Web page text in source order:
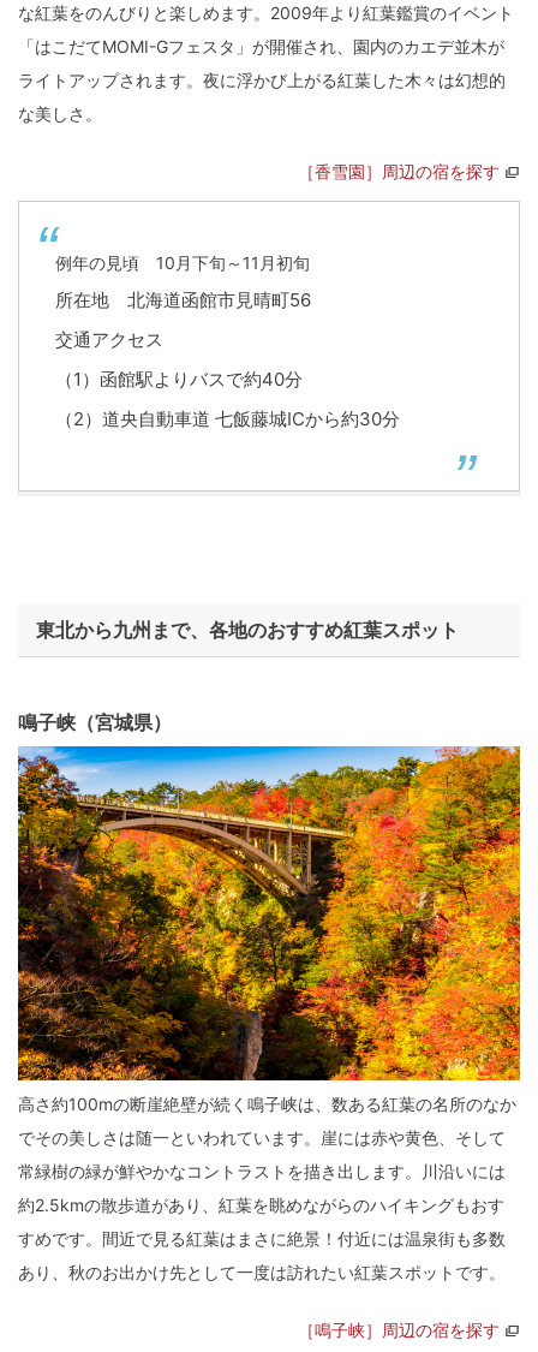
な紅葉をのんびりと楽しめます。2009年より紅葉鑑賞のイベント
「はこだてMOMI-Gフェスタ」が開催され、園内のカエデ並木が
ライトアップされます。夜に浮かび上がる紅葉した木々は幻想的
な美しさ。
［香雪園］周辺の宿を探す
例年の見頃 10月下旬～11月初旬
所在地 北海道函館市見晴町56
交通アクセス
（1）函館駅よりバスで約40分
（2）道央自動車道 七飯藤城ICから約30分
東北から九州まで、各地のおすすめ紅葉スポット
鳴子峡（宮城県）
高さ約100mの断崖絶壁が続く鳴子峡は、数ある紅葉の名所のなか
でその美しさは随一といわれています。崖には赤や黄色、そして
常緑樹の緑が鮮やかなコントラストを描き出します。川沿いには
約2.5kmの散歩道があり、紅葉を眺めながらのハイキングもおす
すめです。間近で見る紅葉はまさに絶景！付近には温泉街も多数
あり、秋のお出かけ先として一度は訪れたい紅葉スポットです。
［鳴子峡］周辺の宿を探す